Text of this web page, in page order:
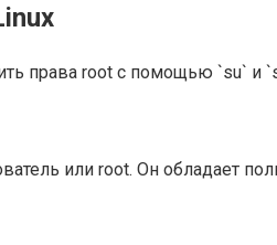
права root с помощью `su` и
или root. Он обладает